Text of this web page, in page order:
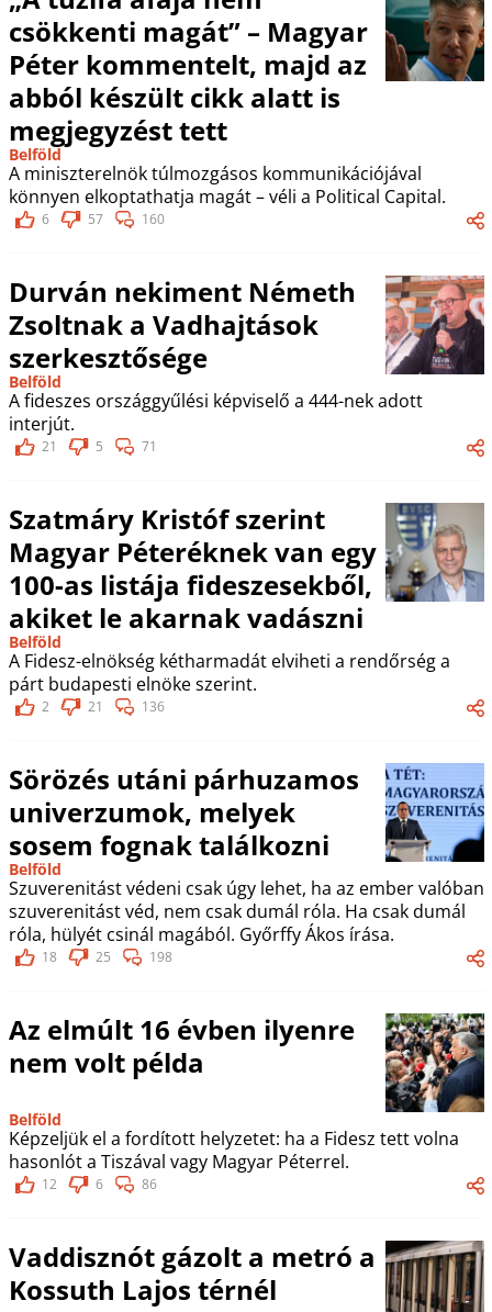
csökkenti magát” – Magyar
Péter kommentelt, majd az
abból készült cikk alatt is
megjegyzést tett
Belföld
A miniszterelnök túlmozgásos kommunikációjával
könnyen elkoptathatja magát – véli a Political Capital.
6 57 160
Durván nekiment Németh
Zsoltnak a Vadhajtások
szerkesztősége
Belföld
A fideszes országgyűlési képviselő a 444-nek adott
interjút.
21 5 71
Szatmáry Kristóf szerint
Magyar Péteréknek van egy
100-as listája fideszesekből,
akiket le akarnak vadászni
Belföld
A Fidesz-elnökség kétharmadát elviheti a rendőrség a
párt budapesti elnöke szerint.
2 21 136
Sörözés utáni párhuzamos
univerzumok, melyek
sosem fognak találkozni
Belföld
Szuverenitást védeni csak úgy lehet, ha az ember valóban
szuverenitást véd, nem csak dumál róla. Ha csak dumál
róla, hülyét csinál magából. Győrffy Ákos írása.
18 25 198
Az elmúlt 16 évben ilyenre
nem volt példa
Belföld
Képzeljük el a fordított helyzetet: ha a Fidesz tett volna
hasonlót a Tiszával vagy Magyar Péterrel.
12 6 86
Vaddisznót gázolt a metró a
Kossuth Lajos térnél